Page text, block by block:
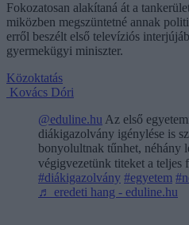
Fokozatosan alakítaná át a
miközben megszüntetné annak
erről beszélt első televíziós
gyermekügyi miniszter.
Közoktatás
Kovács Dóri
@eduline.hu Az első
diákigazolvány igénylése is
bonyolultnak tűnhet, néhány
végigvezetünk titeket a teljes
#diákigazolvány #egyetem
♬ eredeti hang - eduline.hu